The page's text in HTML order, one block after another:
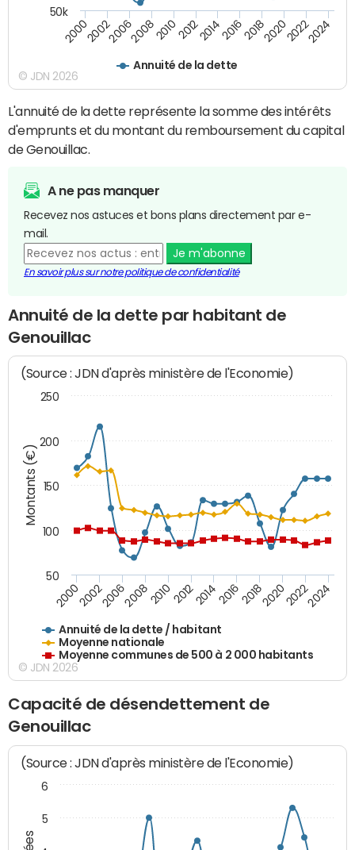
Annuité de la dette
200020022006200820102012201420162018202020222024
50k
© JDN 2026
L'annuité de la dette représente la somme des intérêts
d'emprunts et du montant du remboursement du capital
de Genouillac.
A ne pas manquer
Recevez nos astuces et bons plans directement par e-
mail.
Je m'abonne
En savoir plus sur notre politique de confidentialité
Annuité de la dette par habitant de
Genouillac
Montants (€)
(Source : JDN d'après ministère de l'Economie)
Annuité de la dette / habitant
Moyenne nationale
Moyenne communes de 500 à 2 000 habitants
200020022006200820102012201420162018202020222024
50
100
150
200
250
© JDN 2026
Capacité de désendettement de
Genouillac
(Source : JDN d'après ministère de l'Economie)
5
6